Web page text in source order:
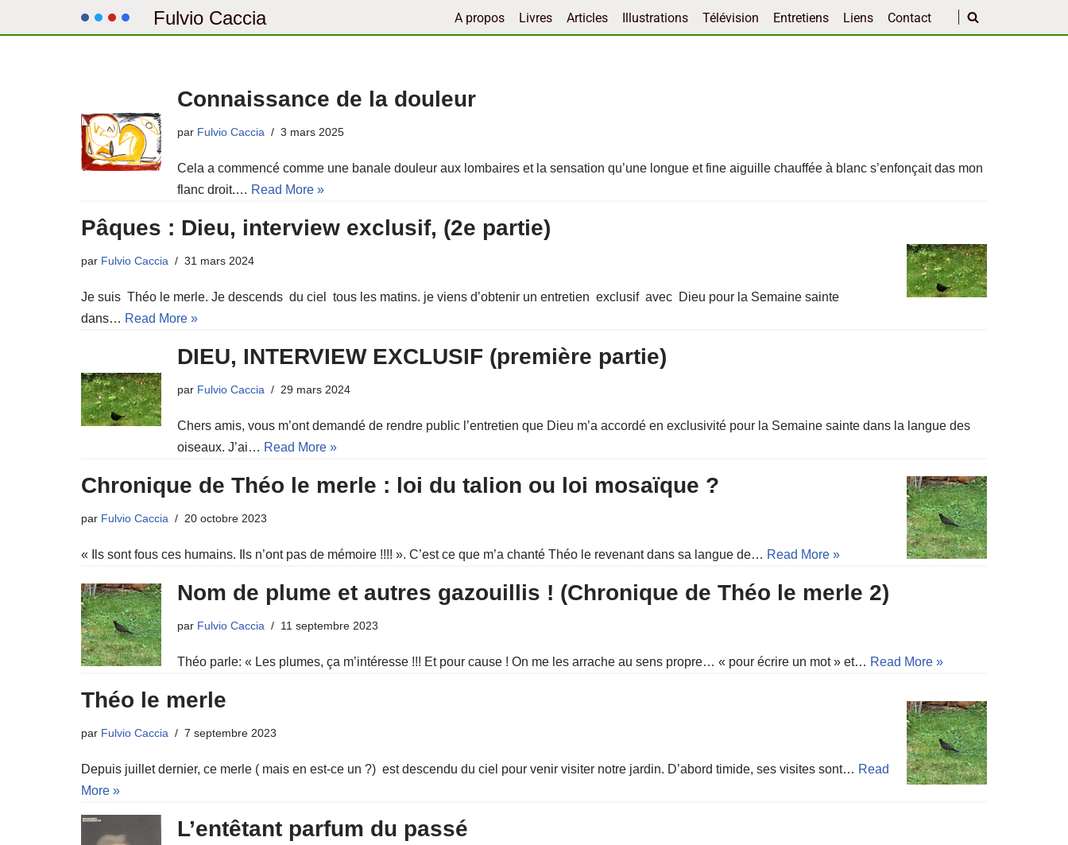
Fulvio Caccia A propos Livres Articles Illustrations Télévision Entretiens Liens Contact
Connaissance de la douleur
par Fulvio Caccia 3 mars 2025
Cela a commencé comme une banale douleur aux lombaires et la sensation qu’une longue et fine aiguille chauffée à blanc s’enfonçait das mon
flanc droit.… Read More »
Pâques : Dieu, interview exclusif, (2e partie)
par Fulvio Caccia 31 mars 2024
Je suis Théo le merle. Je descends du ciel tous les matins. je viens d’obtenir un entretien exclusif avec Dieu pour la Semaine sainte
dans… Read More »
DIEU, INTERVIEW EXCLUSIF (première partie)
par Fulvio Caccia 29 mars 2024
Chers amis, vous m’ont demandé de rendre public l’entretien que Dieu m’a accordé en exclusivité pour la Semaine sainte dans la langue des
oiseaux. J’ai… Read More »
Chronique de Théo le merle : loi du talion ou loi mosaïque ?
par Fulvio Caccia 20 octobre 2023
« Ils sont fous ces humains. Ils n’ont pas de mémoire !!!! ». C’est ce que m’a chanté Théo le revenant dans sa langue de… Read More »
Nom de plume et autres gazouillis ! (Chronique de Théo le merle 2)
par Fulvio Caccia 11 septembre 2023
Théo parle: « Les plumes, ça m’intéresse !!! Et pour cause ! On me les arrache au sens propre… « pour écrire un mot » et… Read More »
Théo le merle
par Fulvio Caccia 7 septembre 2023
Depuis juillet dernier, ce merle ( mais en est-ce un ?) est descendu du ciel pour venir visiter notre jardin. D’abord timide, ses visites sont… Read
More »
L’entêtant parfum du passé